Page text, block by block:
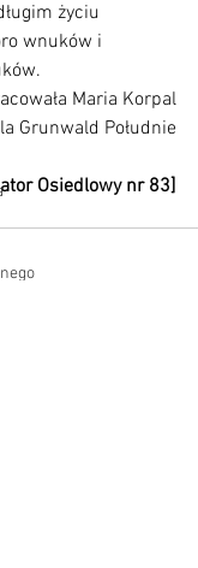
życiu
wnuków i
Maria Korpal
Grunwald Południe
Osiedlowy nr 83]